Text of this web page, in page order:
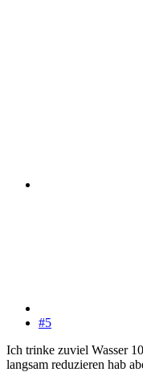
#5
Ich trinke zuviel Wasser
langsam reduzieren hab